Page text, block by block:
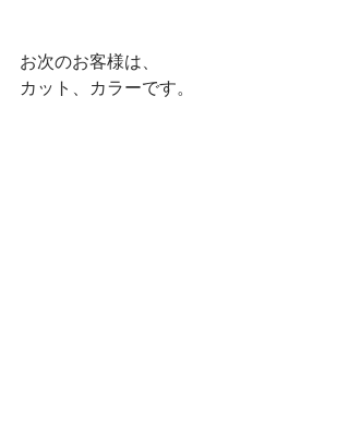
お次のお客様は、
カット、カラーです。